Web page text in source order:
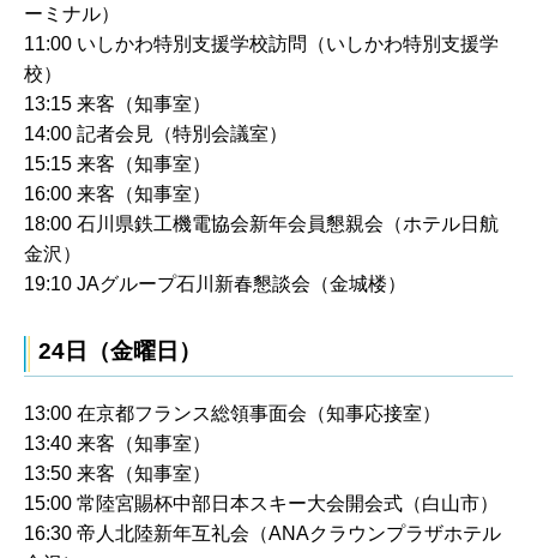
ーミナル）
11:00 いしかわ特別支援学校訪問（いしかわ特別支援学
校）
13:15 来客（知事室）
14:00 記者会見（特別会議室）
15:15 来客（知事室）
16:00 来客（知事室）
18:00 石川県鉄工機電協会新年会員懇親会（ホテル日航
金沢）
19:10 JAグループ石川新春懇談会（金城楼）
24日（金曜日）
13:00 在京都フランス総領事面会（知事応接室）
13:40 来客（知事室）
13:50 来客（知事室）
15:00 常陸宮賜杯中部日本スキー大会開会式（白山市）
16:30 帝人北陸新年互礼会（ANAクラウンプラザホテル